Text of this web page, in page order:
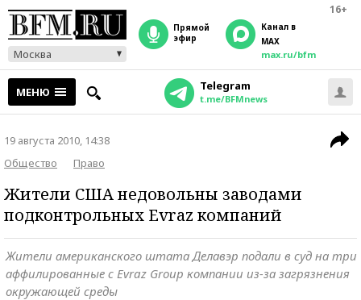
16+
Москва
прямой
эфир
Канал в
MAX
max.ru/bfm
МЕНЮ Telegram
t.me/BFMnews
19 августа 2010, 14:38
Общество
Право
Жители США недовольны заводами
подконтрольных Evraz компаний
Жители американского штата Делавэр подали в суд на три
аффилированные с Evraz Group компании из-за загрязнения
окружающей среды